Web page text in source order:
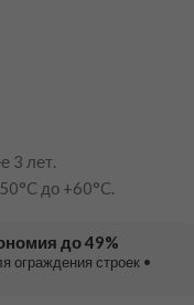
3 лет.
до +60°C.
до 49%
ограждения строек •